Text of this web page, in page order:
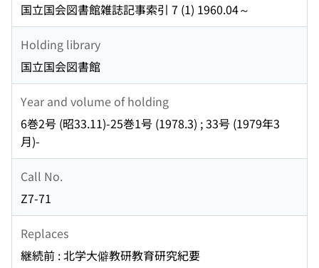
国立国会図書館雑誌記事索引 7 (1) 1960.04～
Holding library
国立国会図書館
Year and volume of holding
6巻2号 (昭33.11)-25巻1号 (1978.3) ; 33号 (1979年3
月)-
Call No.
Z7-71
Replaces
継続前 : 北学大僻教研教育研究紀要